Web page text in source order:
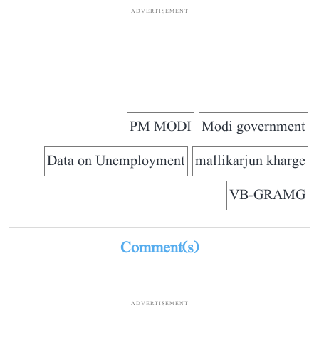
ADVERTISEMENT
Modi government
PM MODI
mallikarjun kharge
Data on Unemployment
VB-GRAMG
Comment(s)
ADVERTISEMENT